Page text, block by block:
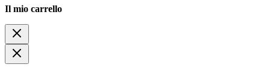
Il mio carrello